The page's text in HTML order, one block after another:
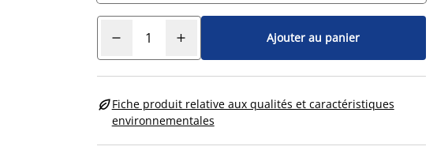
Ajouter au panier
Fiche produit relative aux qualités et caractéristiques
environnementales